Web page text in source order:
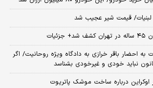
لبنیات/ قیمت شیر عجیب شد
به احضار باقر خرازی به دادگاه ویژه روحانیت/ اگر
نباید خودی و غیرخودی بشناسد
درباره ساخت موشک پاتریوت